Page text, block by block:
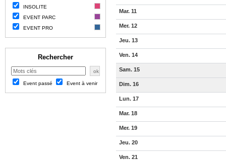
INSOLITE
EVENT PARC
EVENT PRO
Rechercher
Event passé Event à venir
Mar. 11
Mer. 12
Jeu. 13
Ven. 14
Sam. 15
Dim. 16
Lun. 17
Mar. 18
Mer. 19
Jeu. 20
Ven. 21